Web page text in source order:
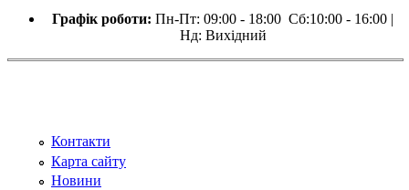
Графік роботи: Пн-Пт: 09:00 - 18:00 Сб:10:00 - 16:00 |
Нд: Вихідний
Контакти
Карта сайту
Новини